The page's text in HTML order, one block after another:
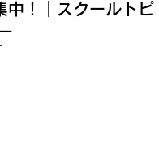
中！｜スクールトピ